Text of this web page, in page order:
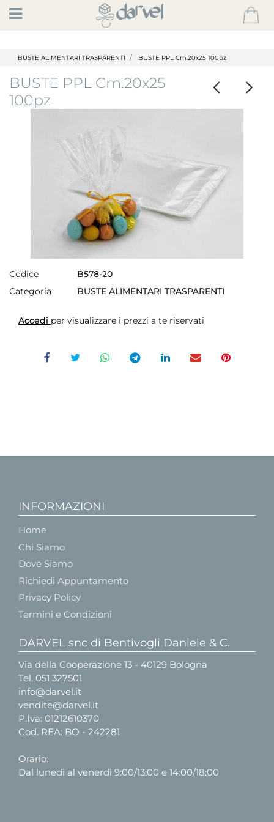
Open
BUSTE ALIMENTARI TRASPARENTI BUSTE PPL Cm.20x25 100pz
BUSTE PPL Cm.20x25
100pz
Codice
B578-20
Categoria
BUSTE ALIMENTARI TRASPARENTI
Accedi per visualizzare i prezzi a te riservati
INFORMAZIONI
Home
Chi Siamo
Dove Siamo
Richiedi Appuntamento
Privacy Policy
Termini e Condizioni
DARVEL snc di Bentivogli Daniele & C.
Via della Cooperazione 13 - 40129 Bologna
Tel. 051 327501
info@darvel.it
vendite@darvel.it
P.Iva: 01212610370
Cod. REA: BO - 242281
Orario:
Dal lunedì al venerdì 9:00/13:00 e 14:00/18:00